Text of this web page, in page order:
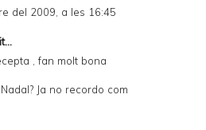
del 2009, a les 16:45
, fan molt bona
Ja no recordo com